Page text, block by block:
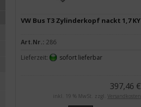
VW Bus T3 Zylinderkopf nackt 1,7 KY
Art.Nr.: 286
Lieferzeit:
sofort lieferbar
397,46 €
inkl. 19 % MwSt. zzgl. Versandkosten